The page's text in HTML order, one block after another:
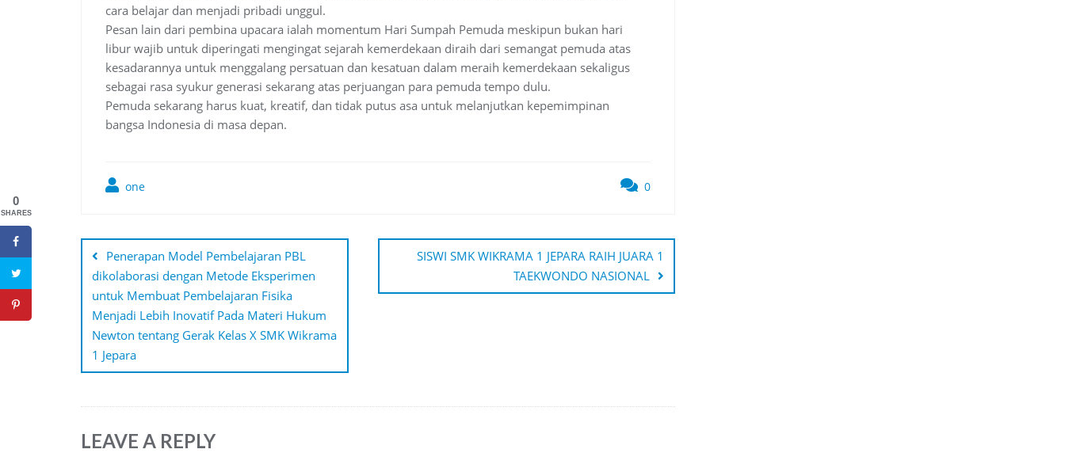
cara belajar dan menjadi pribadi unggul.
Pesan lain dari pembina upacara ialah momentum Hari Sumpah Pemuda meskipun bukan hari
libur wajib untuk diperingati mengingat sejarah kemerdekaan diraih dari semangat pemuda atas
kesadarannya untuk menggalang persatuan dan kesatuan dalam meraih kemerdekaan sekaligus
sebagai rasa syukur generasi sekarang atas perjuangan para pemuda tempo dulu.
Pemuda sekarang harus kuat, kreatif, dan tidak putus asa untuk melanjutkan kepemimpinan
bangsa Indonesia di masa depan.
one 0
navigation
Penerapan Model Pembelajaran PBL
dikolaborasi dengan Metode Eksperimen
untuk Membuat Pembelajaran Fisika
Menjadi Lebih Inovatif Pada Materi Hukum
Newton tentang Gerak Kelas X SMK Wikrama
1 Jepara
SISWI SMK WIKRAMA 1 JEPARA RAIH JUARA 1
TAEKWONDO NASIONAL
LEAVE A REPLY
0
SHARES